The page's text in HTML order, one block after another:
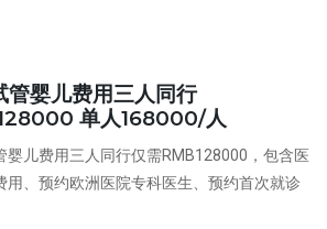
管婴儿费用三人同行
单人168000/人
婴儿费用三人同行仅需RMB128000，包含医
用、预约欧洲医院专科医生、预约首次就诊